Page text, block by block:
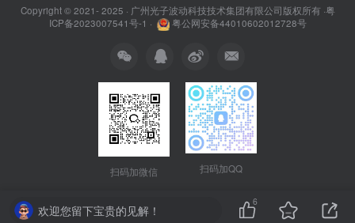
Copyright © 2021- 2025 · 广州光子波动科技技术集团有限公司版权所有·粤
ICP备2023007541号-1 · 粤公网安备44010602012728号
扫码加微信 扫码加QQ
欢迎您留下宝贵的见解！
6